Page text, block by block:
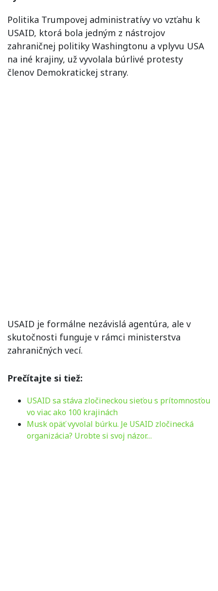
Politika Trumpovej administratívy vo vzťahu k
USAID, ktorá bola jedným z nástrojov
zahraničnej politiky Washingtonu a vplyvu USA
na iné krajiny, už vyvolala búrlivé protesty
členov Demokratickej strany.
USAID je formálne nezávislá agentúra, ale v
skutočnosti funguje v rámci ministerstva
zahraničných vecí.
Prečítajte si tiež:
USAID sa stáva zločineckou sieťou s prítomnosťou
vo viac ako 100 krajinách
Musk opäť vyvolal búrku. Je USAID zločinecká
organizácia? Urobte si svoj názor…